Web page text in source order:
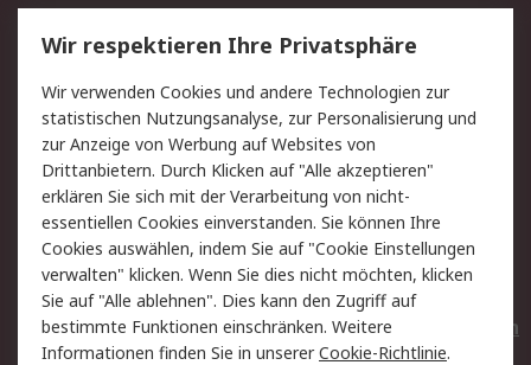
Service
Value Added Services
Lieferlösungen
Rücksendungen
Kontakt
Hilfe
Privatkunden
Rechtliches
AGB
Datenschutz
Cookie-Richtlinie
Zahlungsbedingungen
Copyright/Impressum
Entsorgung
Elektrogeräte/Batterien
Wir respektieren Ihre Privatsphäre
Wir verwenden Cookies und andere Technologien zur
statistischen Nutzungsanalyse, zur Personalisierung und
zur Anzeige von Werbung auf Websites von
Drittanbietern. Durch Klicken auf "Alle akzeptieren"
erklären Sie sich mit der Verarbeitung von nicht-
essentiellen Cookies einverstanden. Sie können Ihre
Cookies auswählen, indem Sie auf "Cookie Einstellungen
verwalten" klicken. Wenn Sie dies nicht möchten, klicken
Sie auf "Alle ablehnen". Dies kann den Zugriff auf
bestimmte Funktionen einschränken. Weitere
Informationen finden Sie in unsererCookie-Richtlinie.